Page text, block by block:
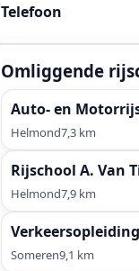
Telefoon
Omliggende
Auto- en
Helmond7,3 km
Rijschool A. Van
Helmond7,9 km
Someren9,1 km